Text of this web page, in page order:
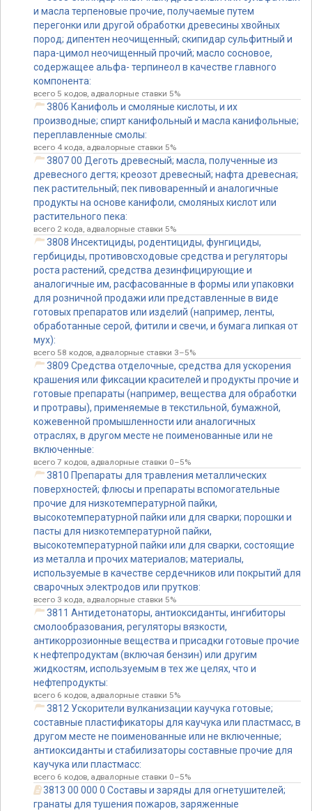
и масла терпеновые прочие, получаемые путем
перегонки или другой обработки древесины хвойных
пород; дипентен неочищенный; скипидар сульфитный и
пара-цимол неочищенный прочий; масло сосновое,
содержащее альфа- терпинеол в качестве главного
компонента:
всего 5 кодов, адвалорные ставки 5%
3806 Канифоль и смоляные кислоты, и их
производные; спирт канифольный и масла канифольные;
переплавленные смолы:
всего 4 кода, адвалорные ставки 5%
3807 00 Деготь древесный; масла, полученные из
древесного дегтя; креозот древесный; нафта древесная;
пек растительный; пек пивоваренный и аналогичные
продукты на основе канифоли, смоляных кислот или
растительного пека:
всего 2 кода, адвалорные ставки 5%
3808 Инсектициды, родентициды, фунгициды,
гербициды, противовсходовые средства и регуляторы
роста растений, средства дезинфицирующие и
аналогичные им, расфасованные в формы или упаковки
для розничной продажи или представленные в виде
готовых препаратов или изделий (например, ленты,
обработанные серой, фитили и свечи, и бумага липкая от
мух):
всего 58 кодов, адвалорные ставки 3–5%
3809 Средства отделочные, средства для ускорения
крашения или фиксации красителей и продукты прочие и
готовые препараты (например, вещества для обработки
и протравы), применяемые в текстильной, бумажной,
кожевенной промышленности или аналогичных
отраслях, в другом месте не поименованные или не
включенные:
всего 7 кодов, адвалорные ставки 0–5%
3810 Препараты для травления металлических
поверхностей; флюсы и препараты вспомогательные
прочие для низкотемпературной пайки,
высокотемпературной пайки или для сварки; порошки и
пасты для низкотемпературной пайки,
высокотемпературной пайки или для сварки, состоящие
из металла и прочих материалов; материалы,
используемые в качестве сердечников или покрытий для
сварочных электродов или прутков:
всего 3 кода, адвалорные ставки 5%
3811 Антидетонаторы, антиоксиданты, ингибиторы
смолообразования, регуляторы вязкости,
антикоррозионные вещества и присадки готовые прочие
к нефтепродуктам (включая бензин) или другим
жидкостям, используемым в тех же целях, что и
нефтепродукты:
всего 6 кодов, адвалорные ставки 5%
3812 Ускорители вулканизации каучука готовые;
составные пластификаторы для каучука или пластмасс, в
другом месте не поименованные или не включенные;
антиоксиданты и стабилизаторы составные прочие для
каучука или пластмасс:
всего 6 кодов, адвалорные ставки 0–5%
3813 00 000 0 Составы и заряды для огнетушителей;
гранаты для тушения пожаров, заряженные